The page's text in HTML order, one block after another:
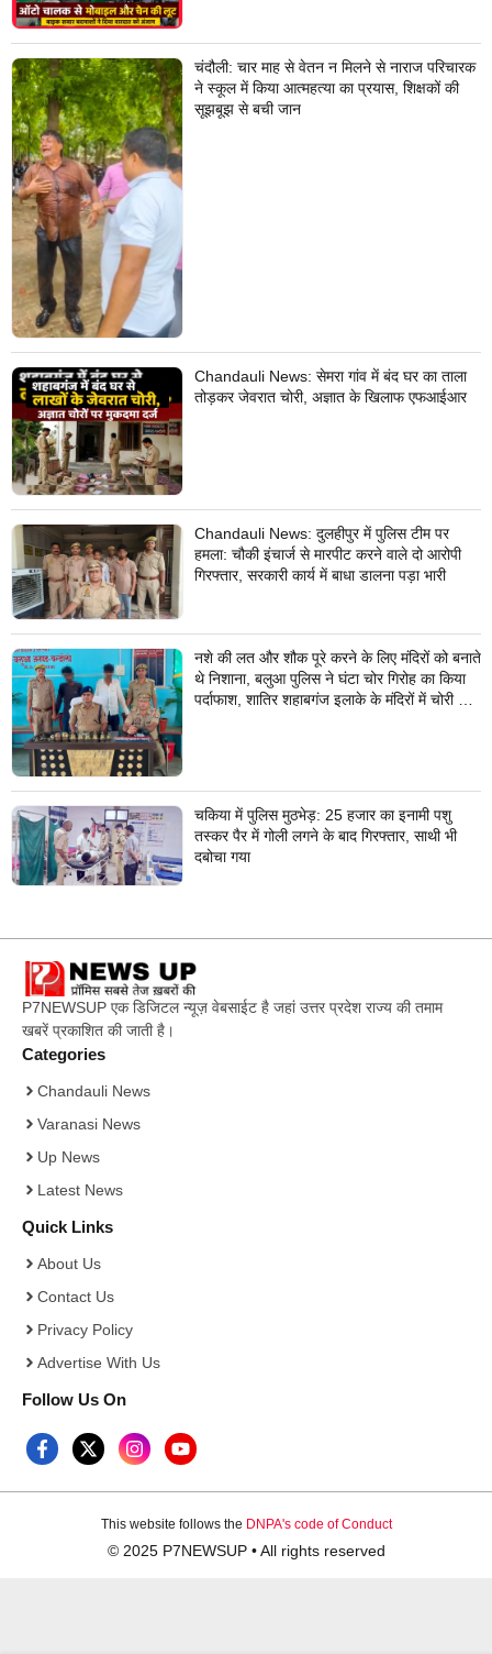
चंदौली: चार माह से वेतन न मिलने से नाराज परिचारक
ने स्कूल में किया आत्महत्या का प्रयास, शिक्षकों की
सूझबूझ से बची जान
Chandauli News: सेमरा गांव में बंद घर का ताला
तोड़कर जेवरात चोरी, अज्ञात के खिलाफ एफआईआर
Chandauli News: दुलहीपुर में पुलिस टीम पर
हमला: चौकी इंचार्ज से मारपीट करने वाले दो आरोपी
गिरफ्तार, सरकारी कार्य में बाधा डालना पड़ा भारी
नशे की लत और शौक पूरे करने के लिए मंदिरों को बनाते
थे निशाना, बलुआ पुलिस ने घंटा चोर गिरोह का किया
पर्दाफाश, शातिर शहाबगंज इलाके के मंदिरों में चोरी की
चकिया में पुलिस मुठभेड़: 25 हजार का इनामी पशु
तस्कर पैर में गोली लगने के बाद गिरफ्तार, साथी भी
दबोचा गया
P7NEWSUP एक डिजिटल न्यूज़ वेबसाईट है जहां उत्तर प्रदेश राज्य की तमाम
खबरें प्रकाशित की जाती है।
Categories
Chandauli News
Varanasi News
Up News
Latest News
Quick Links
About Us
Contact Us
Privacy Policy
Advertise With Us
Follow Us On
This website follows the DNPA's code of Conduct
© 2025 P7NEWSUP • All rights reserved